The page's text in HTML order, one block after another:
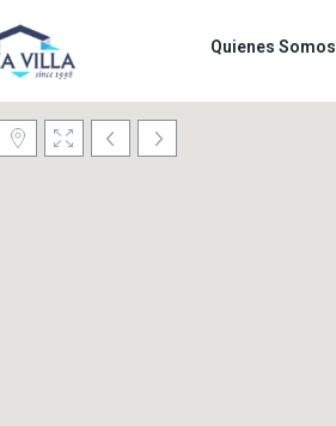
Quienes Somos